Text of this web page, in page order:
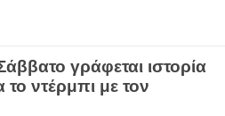
γράφεται ιστορία
ντέρμπι με τον